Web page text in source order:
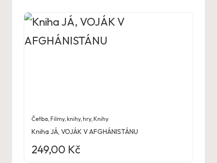
Četba,Filmy, knihy, hry,Knihy
Kniha JÁ, VOJÁK V AFGHÁNISTÁNU
249,00 Kč